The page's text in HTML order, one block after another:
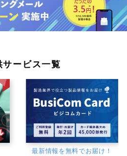
サービス一覧
最新情報を無料でお届け！